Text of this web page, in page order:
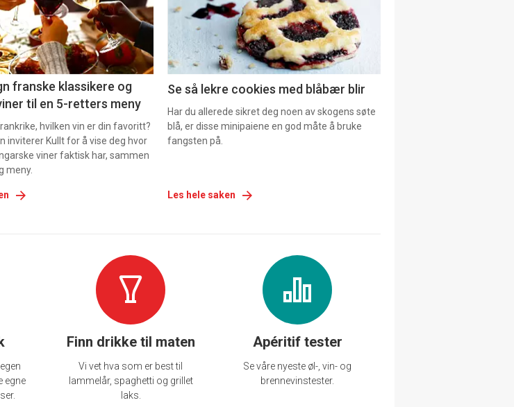
franske klassikere og
til en 5-retters meny
hvilken vin er din favoritt?
inviterer Kullt for å vise deg hvor
viner faktisk har, sammen
meny.
6
Se så lekre cookies med blåbær blir
Har du allerede sikret deg noen av skogens søte
blå, er disse minipaiene en god måte å bruke
fangsten på.
Les hele saken
egne
Finn drikke til maten
Vi vet hva som er best til
lammelår, spaghetti og grillet
laks.
Apéritif tester
Se våre nyeste øl-, vin- og
brennevinstester.